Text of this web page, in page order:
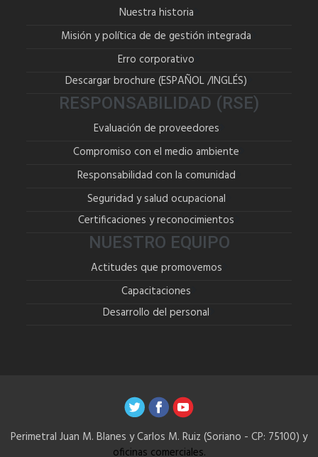
Nuestra historia
Misión y política de de gestión integrada
Erro corporativo
Descargar brochure (ESPAÑOL/INGLÉS)
RESPONSABILIDAD (RSE)
Evaluación de proveedores
Compromiso con el medio ambiente
Responsabilidad con la comunidad
Seguridad y salud ocupacional
Certificaciones y reconocimientos
NUESTRO EQUIPO
Actitudes que promovemos
Capacitaciones
Desarrollo del personal
Perimetral Juan M. Blanes y Carlos M. Ruiz (Soriano - CP: 75100) y
oficinas comerciales.